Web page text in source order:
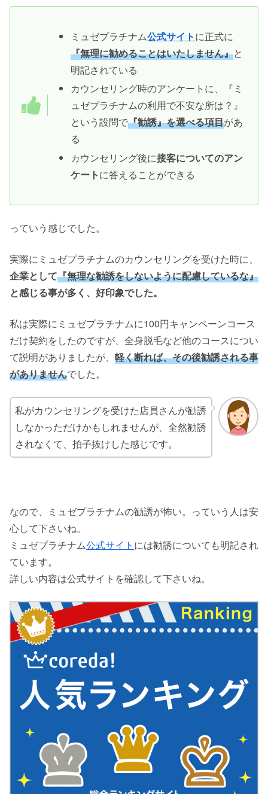
ミュゼプラチナム公式サイトに正式に
『無理に勧めることはいたしません』と
明記されている
カウンセリング時のアンケートに、『ミ
ュゼプラチナムの利用で不安な所は？』
という設問で『勧誘』を選べる項目があ
る
カウンセリング後に接客についてのアン
ケートに答えることができる
っていう感じでした。
実際にミュゼプラチナムのカウンセリングを受けた時に、
企業として『無理な勧誘をしないように配慮しているな』
と感じる事が多く、好印象でした。
私は実際にミュゼプラチナムに100円キャンペーンコース
だけ契約をしたのですが、全身脱毛など他のコースについ
て説明がありましたが、 軽く断れば、その後勧誘される事
がありませんでした。
私がカウンセリングを受けた店員さんが勧誘
しなかっただけかもしれませんが、全然勧誘
されなくて、拍子抜けした感じです。
なので、ミュゼプラチナムの勧誘が怖い。っていう人は安
心して下さいね。
ミュゼプラチナム公式サイト には勧誘についても明記され
ています。
詳しい内容は公式サイトを確認して下さいね。